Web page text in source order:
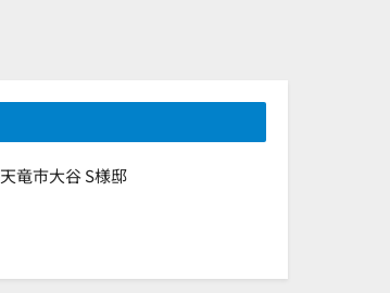
天竜市大谷 S様邸